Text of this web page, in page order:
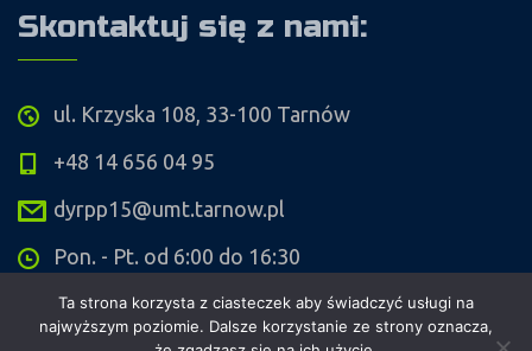
Skontaktuj się z nami:
ul. Krzyska 108, 33-100 Tarnów
+48 14 656 04 95
dyrpp15@umt.tarnow.pl
Pon. - Pt. od 6:00 do 16:30
Ta strona korzysta z ciasteczek aby świadczyć usługi na
najwyższym poziomie. Dalsze korzystanie ze strony oznacza,